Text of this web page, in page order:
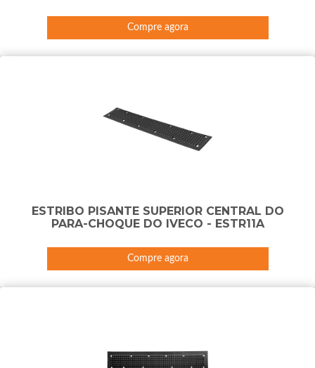
Compre agora
ESTRIBO PISANTE SUPERIOR CENTRAL DO
PARA-CHOQUE DO IVECO - ESTR11A
Compre agora